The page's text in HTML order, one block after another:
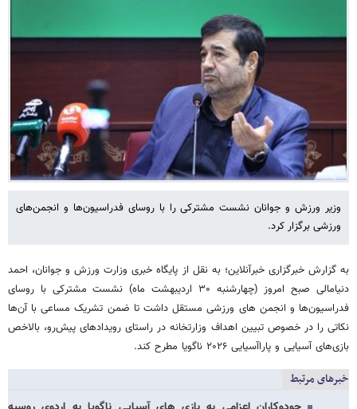
وزیر ورزش و جوانان نشست مشترکی را با روسای فدراسیون‌ها و انجمن‌های
ورزشی برگزار کرد.
به گزارش خبرگزاری خبرآنلاین؛ به نقل از پایگاه خبری وزارت ورزش و جوانان، احمد
دنیامالی صبح امروز (چهارشنبه ۳۰ اردیبهشت ماه) نشست مشترکی با روسای
فدراسیون‌ها و انجمن های ورزشی مستقل داشت تا ضمن تشریک مساعی با آن‌ها
نکاتی را در خصوص تبیین اهداف وزارتخانه در راستای رویدادهای پیش‌رو، بالاخص
بازی‌های آسیایی و پاراآسیایی ۲۰۲۶ ناگویا مطرح کند.
خبرهای مرتبط